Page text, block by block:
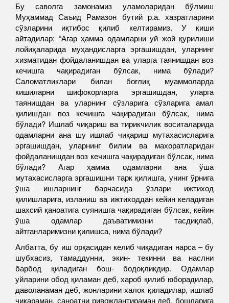
Бу саволга замонамиз уламоларидан бўлмиш
Муҳаммад Саъид Рамазон бутий р.а. хазратларини
сўзларини иқтибос қилиб келтирамиз. У киши
айтадилар: “Агар ҳамма одамларни уй жой қурилиши
лойиҳаларида муҳандисларга эргашишдан, уларнинг
хизматидан фойдаланишдан ва уларга таянишдан воз
кечишга чақирадиган бўлсак, нима бўлади?
Саломатликлари билан боғлиқ муаммоларда
кишиларни шифокорларга эргашишдан, уларга
таянишдан ва уларнинг сўзларига сўзларига амал
қилишдан воз кечишга чақирадиган бўлсак, нима
бўлади? Ишлаб чиқариш ва тирикчилик воситаларида
одамларни ана шу ишлаб чиқариш мутахасисларига
эргашишдан, уларнинг билим ва махоратларидан
фойдаланишдан воз кечишга чақирадиган бўлсак, нима
бўлади? Агар ҳамма одамларни ана ўша
мутахасисларга эргашишни тарк қилишга, унинг ўрнига
ўша ишларнинг барчасида ўзлари ижтиход
қилишларига, изланиш ва ижтиходдан кейин келадиган
шахсий қаноатига суянишга чақирадиган бўлсак, кейин
ўша одамлар даъватимизни тасдиқлаб,
айтганларимизни қилишса, нима бўлади?
Албатта, бу иш орқасидан келиб чиқадиган нарса – бу
шубхасиз, тамаддунни, экин- текинни ва наслни
барбод қиладиган бош- бодоқликдир. Одамлар
уйларини обод қиламан деб, хароб қилиб юборадилар,
даволанаман деб, жонларини халок қиладилар, ишлаб
чиқараман, саноатни ривожлантираман деб, бошларига